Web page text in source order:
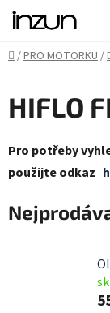
Přejít
obsah
Domů
/PRO MOTORKU/
HIFLO
Pro potřeby
použijte odkaz